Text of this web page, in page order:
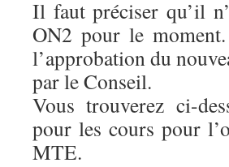
Il faut préciser qu’il
ON2 pour le
l’approbation du
par le Conseil.
Vous trouverez ci-
pour les cours pour
MTE.